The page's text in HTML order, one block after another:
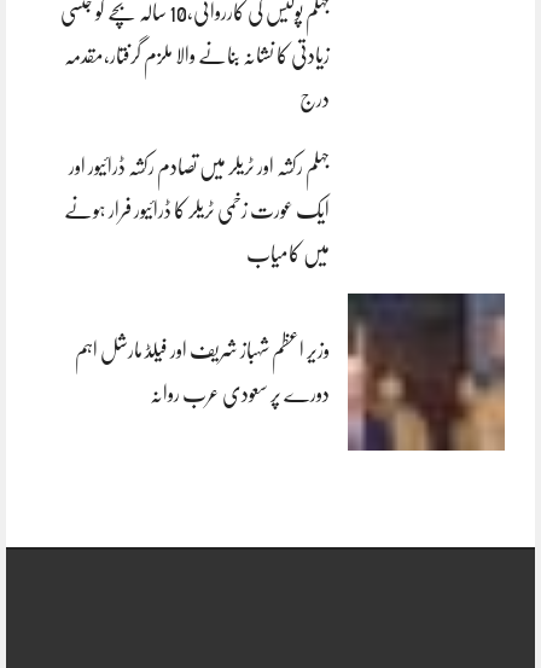
جہلم پولیس کی کارروائی،10 سالہ بچے کو جنسی
زیادتی کا نشانہ بنانے والا ملزم گرفتار،مقدمہ
درج
جہلم رکشہ اور ٹریلر میں تصادم رکشہ ڈرائیور اور
ایک عورت زخمی ٹریلر کا ڈرائیور فرار ہونے
میں کامیاب
وزیر اعظم شہباز شریف اور فیلڈ مارشل اہم
دورے پر سعودی عرب روانہ